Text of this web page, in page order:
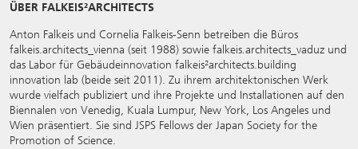
ÜBER FALKEIS²ARCHITECTS
Anton Falkeis und Cornelia Falkeis-Senn betreiben die Büros
falkeis.architects_vienna (seit 1988) sowie falkeis.architects_vaduz und
das Labor für Gebäudeinnovation falkeis²architects.building
innovation lab (beide seit 2011). Zu ihrem architektonischen Werk
wurde vielfach publiziert und ihre Projekte und Installationen auf den
Biennalen von Venedig, Kuala Lumpur, New York, Los Angeles und
Wien präsentiert. Sie sind JSPS Fellows der Japan Society for the
Promotion of Science.